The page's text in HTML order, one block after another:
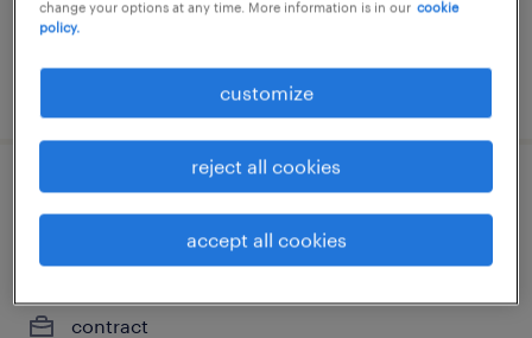
700万円
posted 28 march 2025
english only ok! it infrastructure project
manager (professional haken/dispatch)
contract
change your options at any time. More information is in our cookie
policy.
customize
reject all cookies
accept all cookies